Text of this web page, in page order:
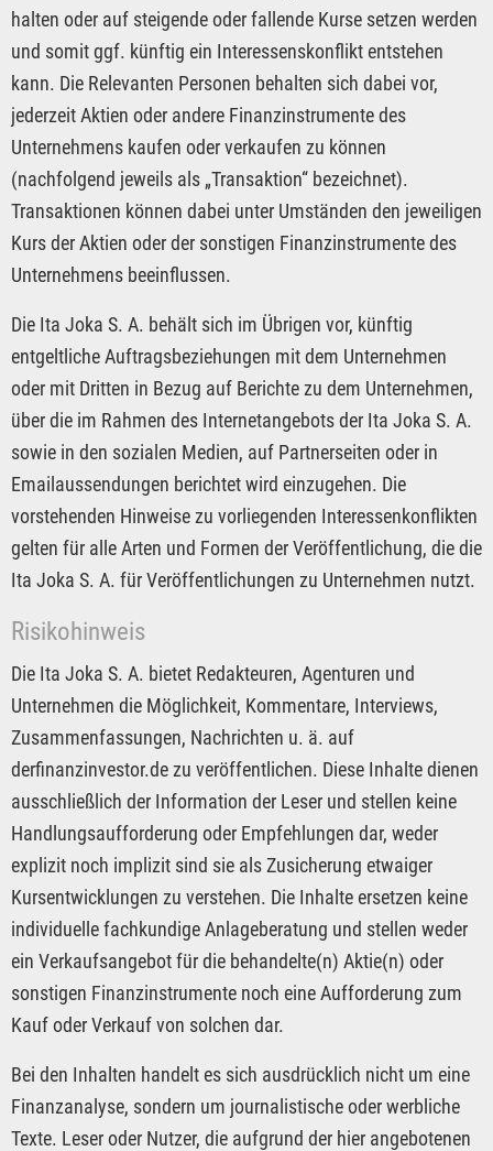
halten oder auf steigende oder fallende Kurse setzen werden
und somit ggf. künftig ein Interessenskonflikt entstehen
kann. Die Relevanten Personen behalten sich dabei vor,
jederzeit Aktien oder andere Finanzinstrumente des
Unternehmens kaufen oder verkaufen zu können
(nachfolgend jeweils als „Transaktion“ bezeichnet).
Transaktionen können dabei unter Umständen den jeweiligen
Kurs der Aktien oder der sonstigen Finanzinstrumente des
Unternehmens beeinflussen.
Die Ita Joka S. A. behält sich im Übrigen vor, künftig
entgeltliche Auftragsbeziehungen mit dem Unternehmen
oder mit Dritten in Bezug auf Berichte zu dem Unternehmen,
über die im Rahmen des Internetangebots der Ita Joka S. A.
sowie in den sozialen Medien, auf Partnerseiten oder in
Emailaussendungen berichtet wird einzugehen. Die
vorstehenden Hinweise zu vorliegenden Interessenkonflikten
gelten für alle Arten und Formen der Veröffentlichung, die die
Ita Joka S. A. für Veröffentlichungen zu Unternehmen nutzt.
Risikohinweis
Die Ita Joka S. A. bietet Redakteuren, Agenturen und
Unternehmen die Möglichkeit, Kommentare, Interviews,
Zusammenfassungen, Nachrichten u. ä. auf
derfinanzinvestor.de zu veröffentlichen. Diese Inhalte dienen
ausschließlich der Information der Leser und stellen keine
Handlungsaufforderung oder Empfehlungen dar, weder
explizit noch implizit sind sie als Zusicherung etwaiger
Kursentwicklungen zu verstehen. Die Inhalte ersetzen keine
individuelle fachkundige Anlageberatung und stellen weder
ein Verkaufsangebot für die behandelte(n) Aktie(n) oder
sonstigen Finanzinstrumente noch eine Aufforderung zum
Kauf oder Verkauf von solchen dar.
Bei den Inhalten handelt es sich ausdrücklich nicht um eine
Finanzanalyse, sondern um journalistische oder werbliche
Texte. Leser oder Nutzer, die aufgrund der hier angebotenen